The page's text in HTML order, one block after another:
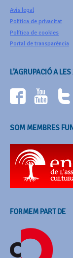
Avís legal
Política de privacitat
Política de cookies
Portal de transparència
L’AGRUPACIÓ A
SOM MEMBRES
FORMEM PART DE